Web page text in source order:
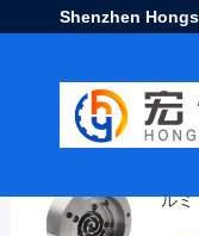
Shenzhen
型
ルミ